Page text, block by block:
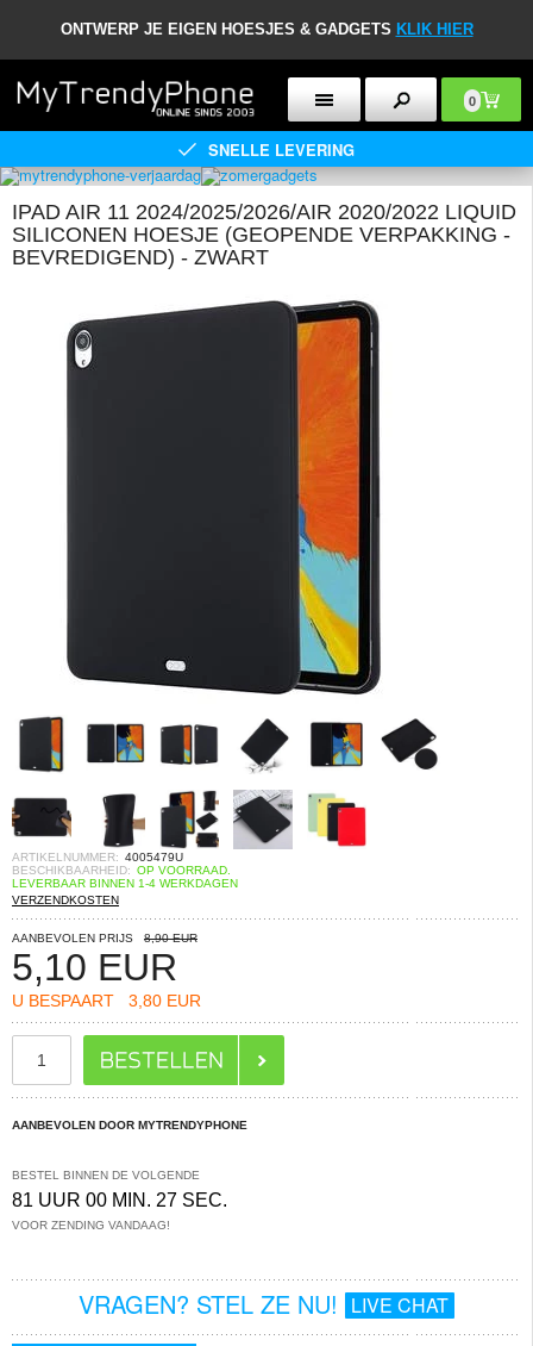
ONTWERP JE EIGEN HOESJES & GADGETS KLIK HIER
0
SNELLE LEVERING
IPAD AIR 11 2024/2025/2026/AIR 2020/2022 LIQUID
SILICONEN HOESJE (GEOPENDE VERPAKKING -
BEVREDIGEND) - ZWART
ARTIKELNUMMER: 4005479U
BESCHIKBAARHEID: OP VOORRAAD.
LEVERBAAR BINNEN 1-4 WERKDAGEN
VERZENDKOSTEN
AANBEVOLEN PRIJS 8,90 EUR
5,10 EUR
U BESPAART 3,80 EUR
AANBEVOLEN DOOR MYTRENDYPHONE
BESTEL BINNEN DE VOLGENDE
81 UUR 00 MIN. 27 SEC.
VOOR ZENDING VANDAAG!
VRAGEN? STEL ZE NU! LIVE CHAT